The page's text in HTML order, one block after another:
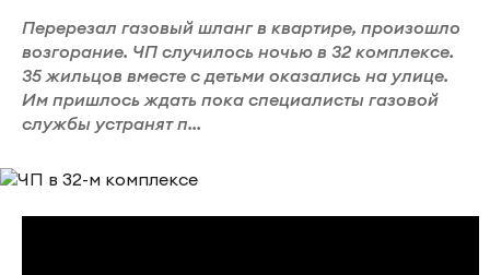
Перерезал газовый шланг в квартире, произошло
возгорание. ЧП случилось ночью в 32 комплексе.
35 жильцов вместе с детьми оказались на улице.
Им пришлось ждать пока специалисты газовой
службы устранят п...